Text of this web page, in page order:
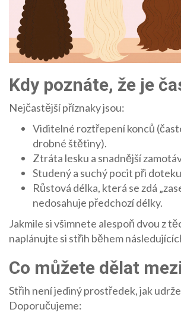
Kdy poznáte, že je
Nejčastější příznaky jsou:
Viditelné roztřepení konců
drobné štětiny).
Ztráta lesku a snadnější
Studený a suchý pocit při
Růstová délka, která se zdá
nedosahuje předchozí délky.
Jakmile si všimnete alespoň dvou z
naplánujte si střih během
Co můžete dělat
Střih není jediný prostředek, jak
Doporučujeme: